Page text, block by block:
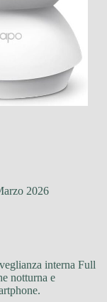
2026
interna Full
notturna e